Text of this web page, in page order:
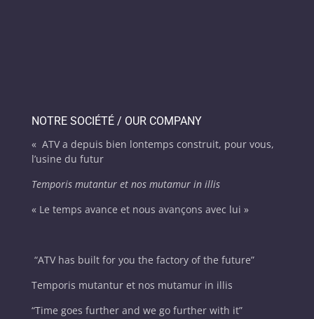
NOTRE SOCIÉTÉ / OUR COMPANY
« ATV a depuis bien lontemps construit, pour vous,
l’usine du futur
Temporis mutantur et nos mutamur in illis
« Le temps avance et nous avançons avec lui »
“ATV has built for you the factory of the future”
Temporis mutantur et nos mutamur in illis
“Time goes further and we go further with it”